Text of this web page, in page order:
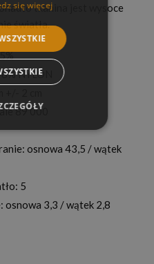
tkanina jest wysoce
światła.
NYLON
2 cm
89 000
osnowa 43,5 / wątek
5
osnowa 3,3 / wątek 2,8
się więcej